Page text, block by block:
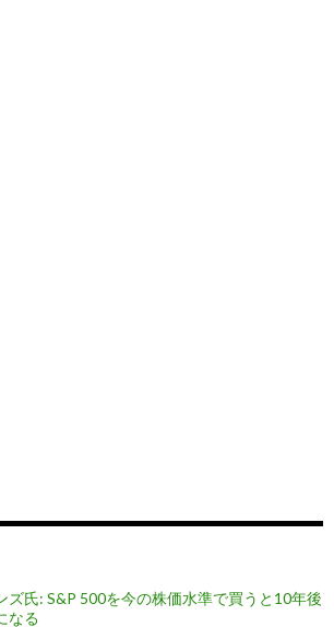
ズ氏: S&P 500を今の株価水準で買うと10年後
なる